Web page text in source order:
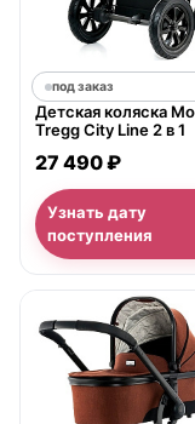
под заказ
Детская коляска
Tregg City Line 2 в 1
27 490 ₽
Узнать дату
поступления